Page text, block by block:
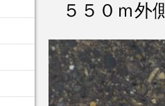
５５０ｍ